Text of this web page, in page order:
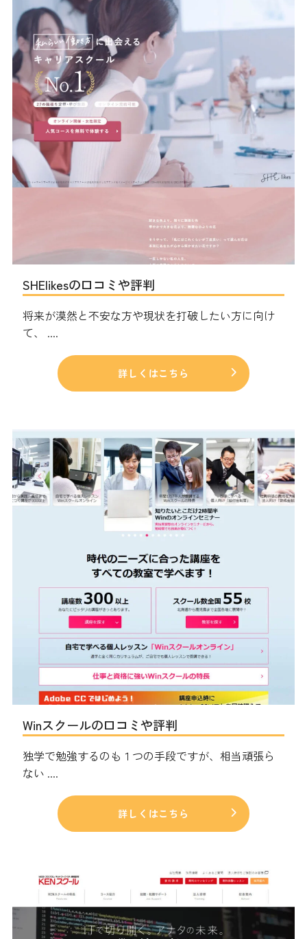
SHElikesの口コミや評判
将来が漠然と不安な方や現状を打破したい方に向け
て、 ....
詳しくはこちら
Winスクールの口コミや評判
独学で勉強するのも１つの手段ですが、相当頑張ら
ない ....
詳しくはこちら